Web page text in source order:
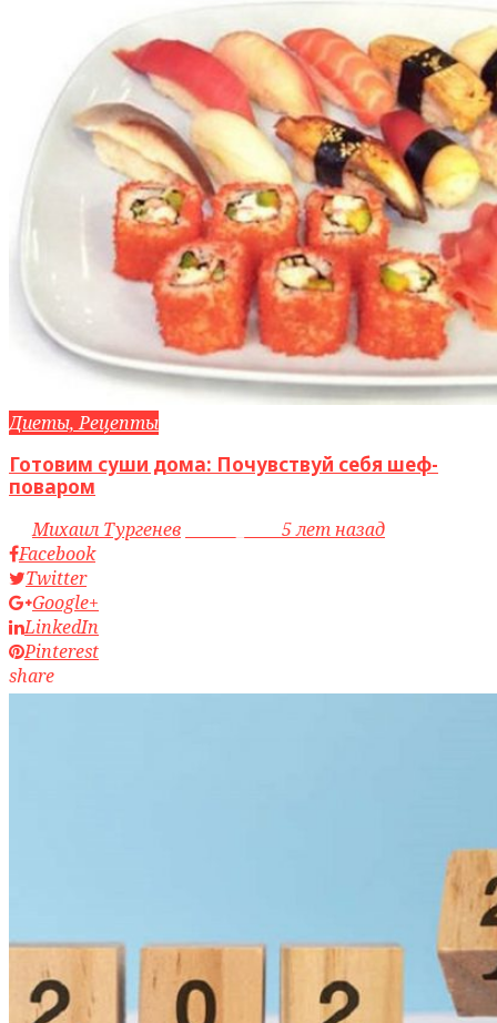
Диеты, Рецепты
Готовим суши дома: Почувствуй себя шеф-
поваром
byМихаил Тургенев
5 лет назад
Facebook
Twitter
Google+
LinkedIn
Pinterest
share